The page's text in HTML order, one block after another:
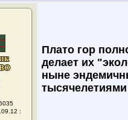
:
Плато гор
делает их
ныне